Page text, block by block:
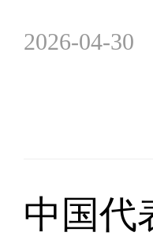
2026-04-30
中国代